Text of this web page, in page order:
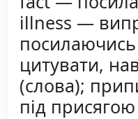
illness —
цитувати,
(слова);
під присягою